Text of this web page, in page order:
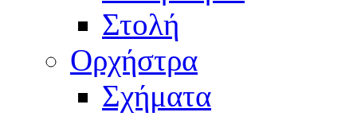
Στολή
Ορχήστρα
Σχήματα